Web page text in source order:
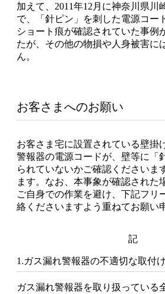
加えて、2011年12月に神奈川県川
で、「針ピン」を刺した電源コー
ショート痕が確認されていた事例
たが、その他の物損や人身被害に
ん。
お客さまへのお願い
お客さま宅に設置されている壁掛
警報器の電源コードが、壁等に「
られていないかご確認くださいま
ます。なお、本事象が確認された
ご自身での作業を避け、下記フリ
絡くださいますよう重ねてお願い
記
1.ガス漏れ警報器の不適切な取付
ガス漏れ警報器を取り扱っている